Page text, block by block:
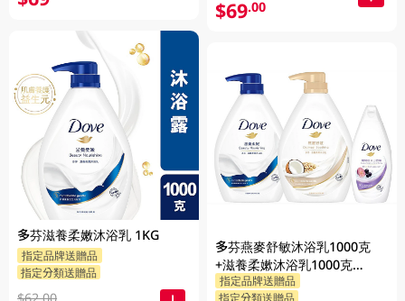
多芬滋養柔嫩沐浴乳 1KG
指定品牌送贈品
指定分類送贈品
$62.00
$69.00
多芬燕麥舒敏沐浴乳1000克
+滋養柔嫰沐浴乳1000克
+Dove沐浴乳200克 (隨機發送)
指定品牌送贈品
指定分類送贈品